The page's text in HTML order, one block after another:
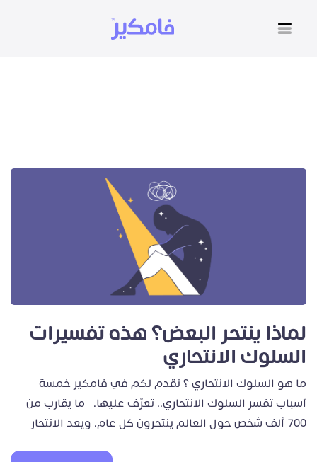
لماذا ينتحر البعض؟ هذه تفسيرات
السلوك الانتحاري
ما هو السلوك الانتحاري ؟ نقدم لكم في فامكير خمسة
أسباب تفسر السلوك الانتحاري.. تعرّف عليها. ما يقارب من
700 ألف شخص حول العالم ينتحرون كل عام. ويعد الانتحار